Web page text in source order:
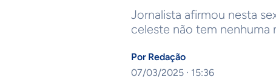
Jornalista afirmou nesta
celeste não tem
Por Redação
07/03/2025 · 15:36